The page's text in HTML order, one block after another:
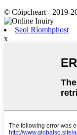
© Cóipcheart - 2019-
Seol Ríomhphost
x